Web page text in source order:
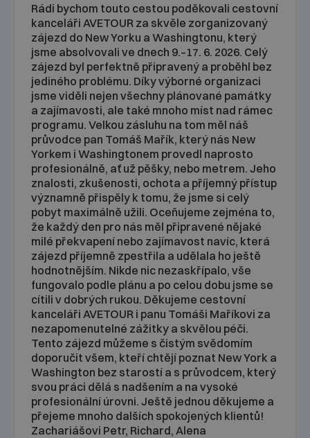
Rádi bychom touto cestou poděkovali cestovní
kanceláři AVETOUR za skvěle zorganizovaný
zájezd do New Yorku a Washingtonu, který
jsme absolvovali ve dnech 9.–17. 6. 2026. Celý
zájezd byl perfektně připravený a proběhl bez
jediného problému. Díky výborné organizaci
jsme viděli nejen všechny plánované památky
a zajímavosti, ale také mnoho míst nad rámec
programu. Velkou zásluhu na tom měl náš
průvodce pan Tomáš Mařík, který nás New
Yorkem i Washingtonem provedl naprosto
profesionálně, ať už pěšky, nebo metrem. Jeho
znalosti, zkušenosti, ochota a příjemný přístup
významně přispěly k tomu, že jsme si celý
pobyt maximálně užili. Oceňujeme zejména to,
že každý den pro nás měl připravené nějaké
milé překvapení nebo zajímavost navíc, která
zájezd příjemně zpestřila a udělala ho ještě
hodnotnějším. Nikde nic nezaskřípalo, vše
fungovalo podle plánu a po celou dobu jsme se
cítili v dobrých rukou. Děkujeme cestovní
kanceláři AVETOUR i panu Tomáši Maříkovi za
nezapomenutelné zážitky a skvělou péči.
Tento zájezd můžeme s čistým svědomím
doporučit všem, kteří chtějí poznat New York a
Washington bez starostí a s průvodcem, který
svou práci dělá s nadšením a na vysoké
profesionální úrovni. Ještě jednou děkujeme a
přejeme mnoho dalších spokojených klientů!
Zachariášovi Petr, Richard, Alena